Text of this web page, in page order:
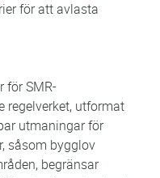
för att avlasta
för SMR-
regelverket, utformat
utmaningar för
såsom bygglov
begränsar